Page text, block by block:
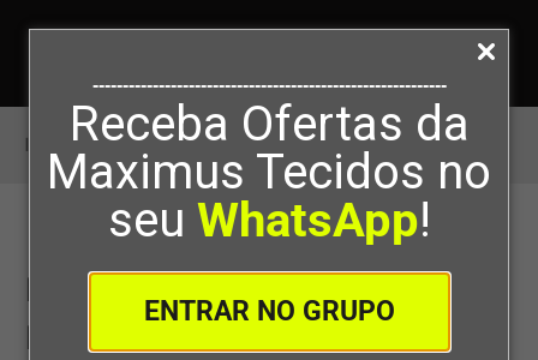
-----------------------------------------------------------
Receba Ofertas da
Maximus Tecidos no
seu WhatsApp!
ENTRAR NO GRUPO
Início>Inovando na Moda com Impressão 3D
Inovando na Moda com
Impressão 3D